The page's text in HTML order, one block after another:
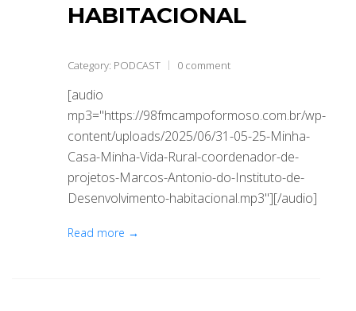
HABITACIONAL
Category: PODCAST 0 comment
[audio
mp3="https://98fmcampoformoso.com.br/wp-
content/uploads/2025/06/31-05-25-Minha-
Casa-Minha-Vida-Rural-coordenador-de-
projetos-Marcos-Antonio-do-Instituto-de-
Desenvolvimento-habitacional.mp3"][/audio]
Read more →